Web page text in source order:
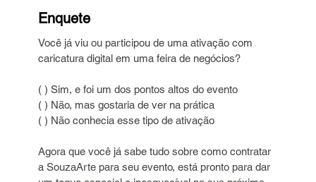
Enquete
Você já viu ou participou de uma ativação com
caricatura digital em uma feira de negócios?
( ) Sim, e foi um dos pontos altos do evento
( ) Não, mas gostaria de ver na prática
( ) Não conhecia esse tipo de ativação
Agora que você já sabe tudo sobre como contratar
a SouzaArte para seu evento, está pronto para dar